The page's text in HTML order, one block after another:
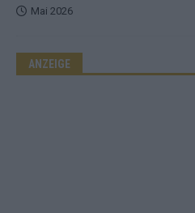
Mai 2026
ANZEIGE